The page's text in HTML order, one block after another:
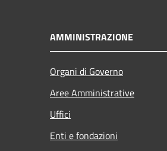
AMMINISTRAZIONE
Organi di Governo
Aree Amministrative
Uffici
Enti e fondazioni